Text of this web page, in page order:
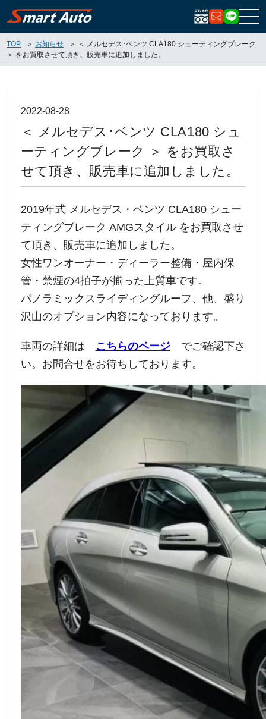
お問い合
LINE
TOP お知らせ
＜ メルセデス･ベンツ CLA180 シューティングブレーク
＞ をお買取させて頂き、販売車に追加しました。
2022-08-28
＜ メルセデス･ベンツ CLA180 シュ
ーティングブレーク ＞ をお買取さ
せて頂き、販売車に追加しました。
2019年式 メルセデス・ベンツ CLA180 シュー
ティングブレーク AMGスタイル をお買取させ
て頂き、販売車に追加しました。
女性ワンオーナー・ディーラー整備・屋内保
管・禁煙の4拍子が揃った上質車です。
パノラミックスライディングルーフ、他、盛り
沢山のオプション内容になっております。
車両の詳細は こちらのページでご確認下さ
い。お問合せをお待ちしております。